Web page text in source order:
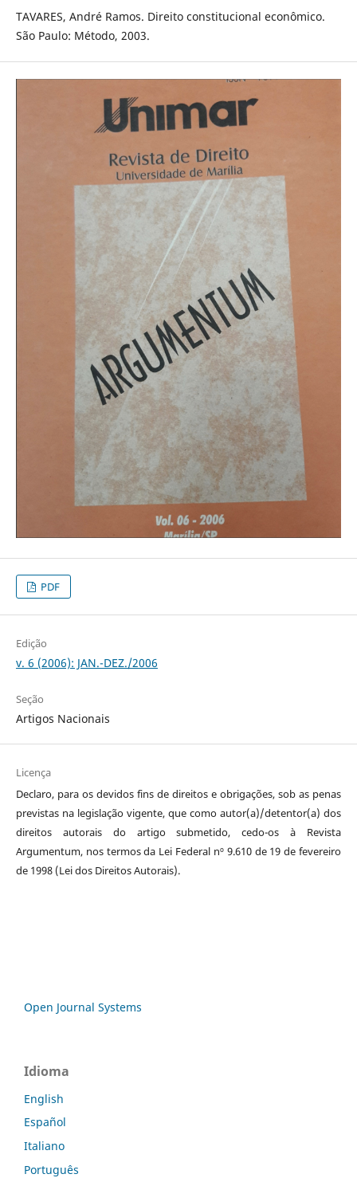
TAVARES, André Ramos. Direito constitucional econômico.
São Paulo: Método, 2003.
PDF
Edição
v. 6 (2006): JAN.-DEZ./2006
Seção
Artigos Nacionais
Licença
Declaro, para os devidos fins de direitos e obrigações, sob as penas
previstas na legislação vigente, que como autor(a)/detentor(a) dos
direitos autorais do artigo submetido, cedo-os à Revista
Argumentum, nos termos da Lei Federal nº 9.610 de 19 de fevereiro
de 1998 (Lei dos Direitos Autorais).
Open Journal Systems
Idioma
English
Español
Italiano
Português